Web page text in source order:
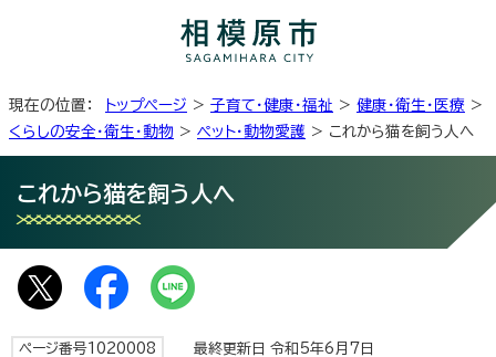
現在の位置： トップページ > 子育て・健康・福祉 > 健康・衛生・医療 >
くらしの安全・衛生・動物 > ペット・動物愛護 > これから猫を飼う人へ
これから猫を飼う人へ
ページ番号1020008 最終更新日 令和5年6月7日